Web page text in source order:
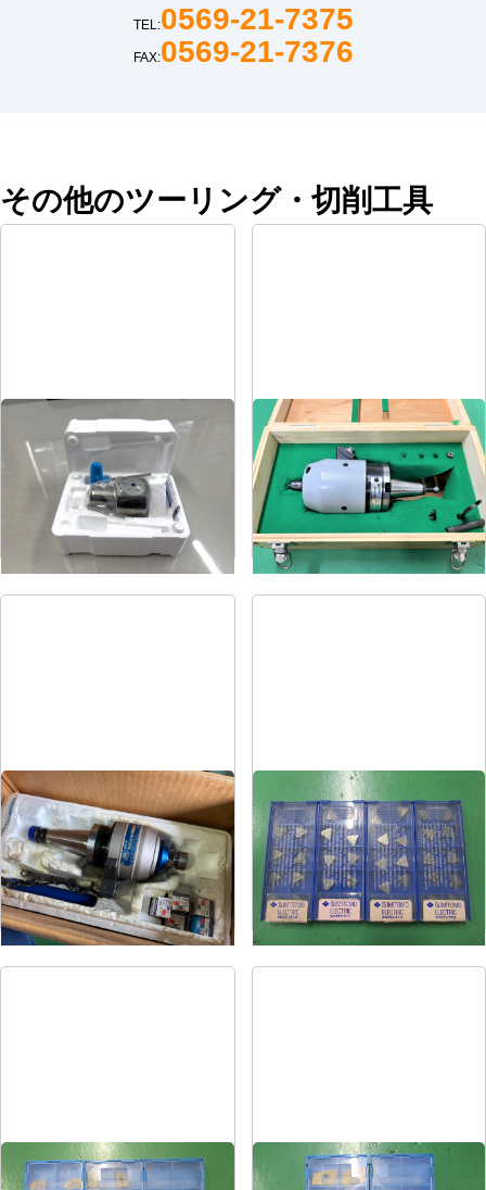
TEL:0569-21-7375
FAX:0569-21-7376
その他のツーリング・切削工具
EWNボーリングヘッド
メーカー BIGカイザー
式EWN2-32CK5
式-
増速スピンドル
メーカー 日本精密機械
形 式HS-2220
年 式-
ハイスピンドル
メーカー BIG
形 式 NT40U-NXG5-130D
年 式-
カッタチップ
メーカー 住友電工
形 式TPKN22TR T250A
年 式-
ミーリングチップ ミーリングチップ